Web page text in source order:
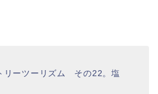
リーツーリズム その22。塩